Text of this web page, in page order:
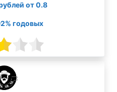
от 0.8
годовых